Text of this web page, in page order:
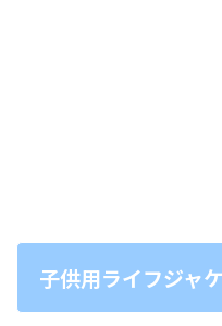
子供用ライフジャ